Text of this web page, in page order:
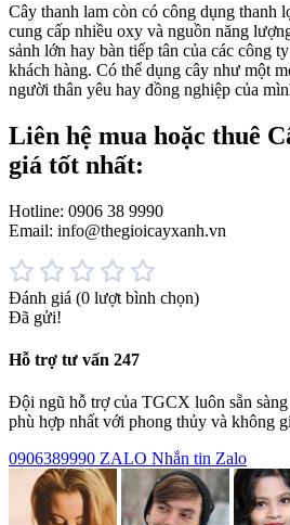
Cây thanh lam còn có công dụng thanh
cung cấp nhiều oxy và nguồn năng
sảnh lớn hay bàn tiếp tân của các công
khách hàng. Có thể dụng cây như một
người thân yêu hay đồng nghiệp của
Liên hệ mua hoặc thuê
giá tốt nhất:
Hotline: 0906 38 9990
Email: info@thegioicayxanh.vn
Đánh giá (0 lượt bình chọn)
Đã gửi!
Hỗ trợ tư vấn 247
Đội ngũ hỗ trợ của TGCX luôn sẵn
phù hợp nhất với phong thủy và không
0906389990 ZALO Nhắn tin Zalo